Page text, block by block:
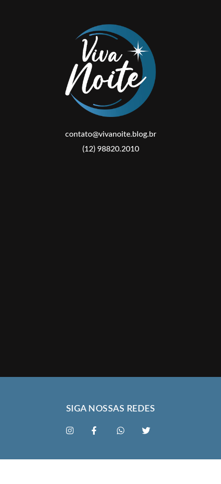
contato@vivanoite.blog.br
(12) 98820.2010
SIGA NOSSAS REDES